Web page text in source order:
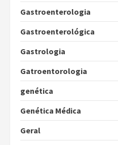
Gastroenterologia
Gastroenterológica
Gastrologia
Gatroentorologia
genética
Genética Médica
Geral